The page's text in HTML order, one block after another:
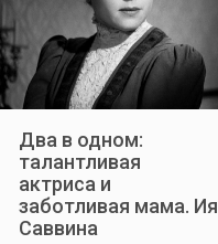
Два в одном:
талантливая
актриса и
заботливая мама. Ия
Саввина